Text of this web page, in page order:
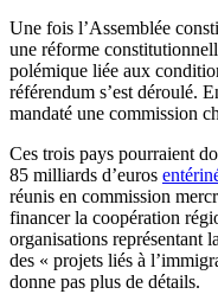
Une fois l’Assemblée
une réforme
polémique liée aux
référendum s’est déroulé.
mandaté une commission
Ces trois pays pourraient
85 milliards d’euros
réunis en commission
financer la coopération
organisations représentant
des « projets liés à
donne pas plus de détails.